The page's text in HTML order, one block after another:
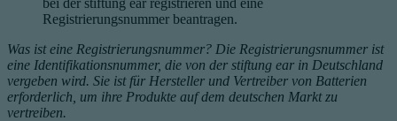
Registrierungsnummer beantragen.
Was ist eine Registrierungsnummer? Die Registrierungsnummer ist
eine Identifikationsnummer, die von der stiftung ear in Deutschland
vergeben wird. Sie ist für Hersteller und Vertreiber von Batterien
erforderlich, um ihre Produkte auf dem deutschen Markt zu
vertreiben.